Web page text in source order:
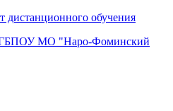
дистанционного обучения
ГБПОУ МО "Наро-Фоминский